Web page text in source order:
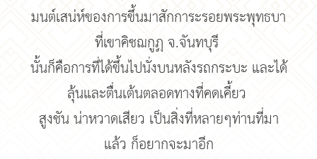
มนต์เสน่ห์ของการขึ้นมาสักการะรอยพระพุทธบา
ที่เขาคิชฌกูฏ จ.จันทบุรี
นั้นก็คือการที่ได้ขึ้นไปนั่งบนหลังรถกระบะ และได้
ลุ้นและตื่นเต้นตลอดทางที่คดเคี้ยว
สูงชัน น่าหวาดเสียว เป็นสิ่งที่หลายๆท่านที่มา
แล้ว ก็อยากจะมาอีก